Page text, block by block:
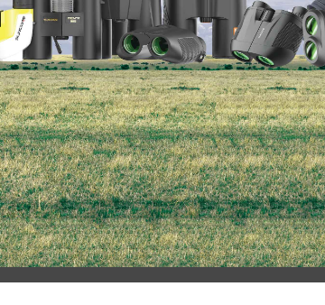
单筒望远镜 观鸟镜